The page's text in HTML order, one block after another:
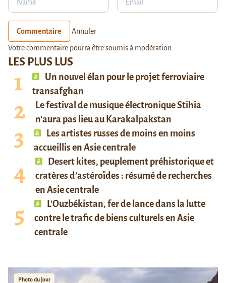
LES PLUS LUS
Un nouvel élan pour le projet ferroviaire
transafghan
Le festival de musique électronique Stihia
n’aura pas lieu au Karakalpakstan
Les artistes russes de moins en moins
accueillis en Asie centrale
Desert kites, peuplement préhistorique et
cratères d’astéroïdes : résumé de recherches
en Asie centrale
L’Ouzbékistan, fer de lance dans la lutte
contre le trafic de biens culturels en Asie
centrale
Photo du jour
Commentaire Annuler
Votre commentaire pourra être soumis à modération.